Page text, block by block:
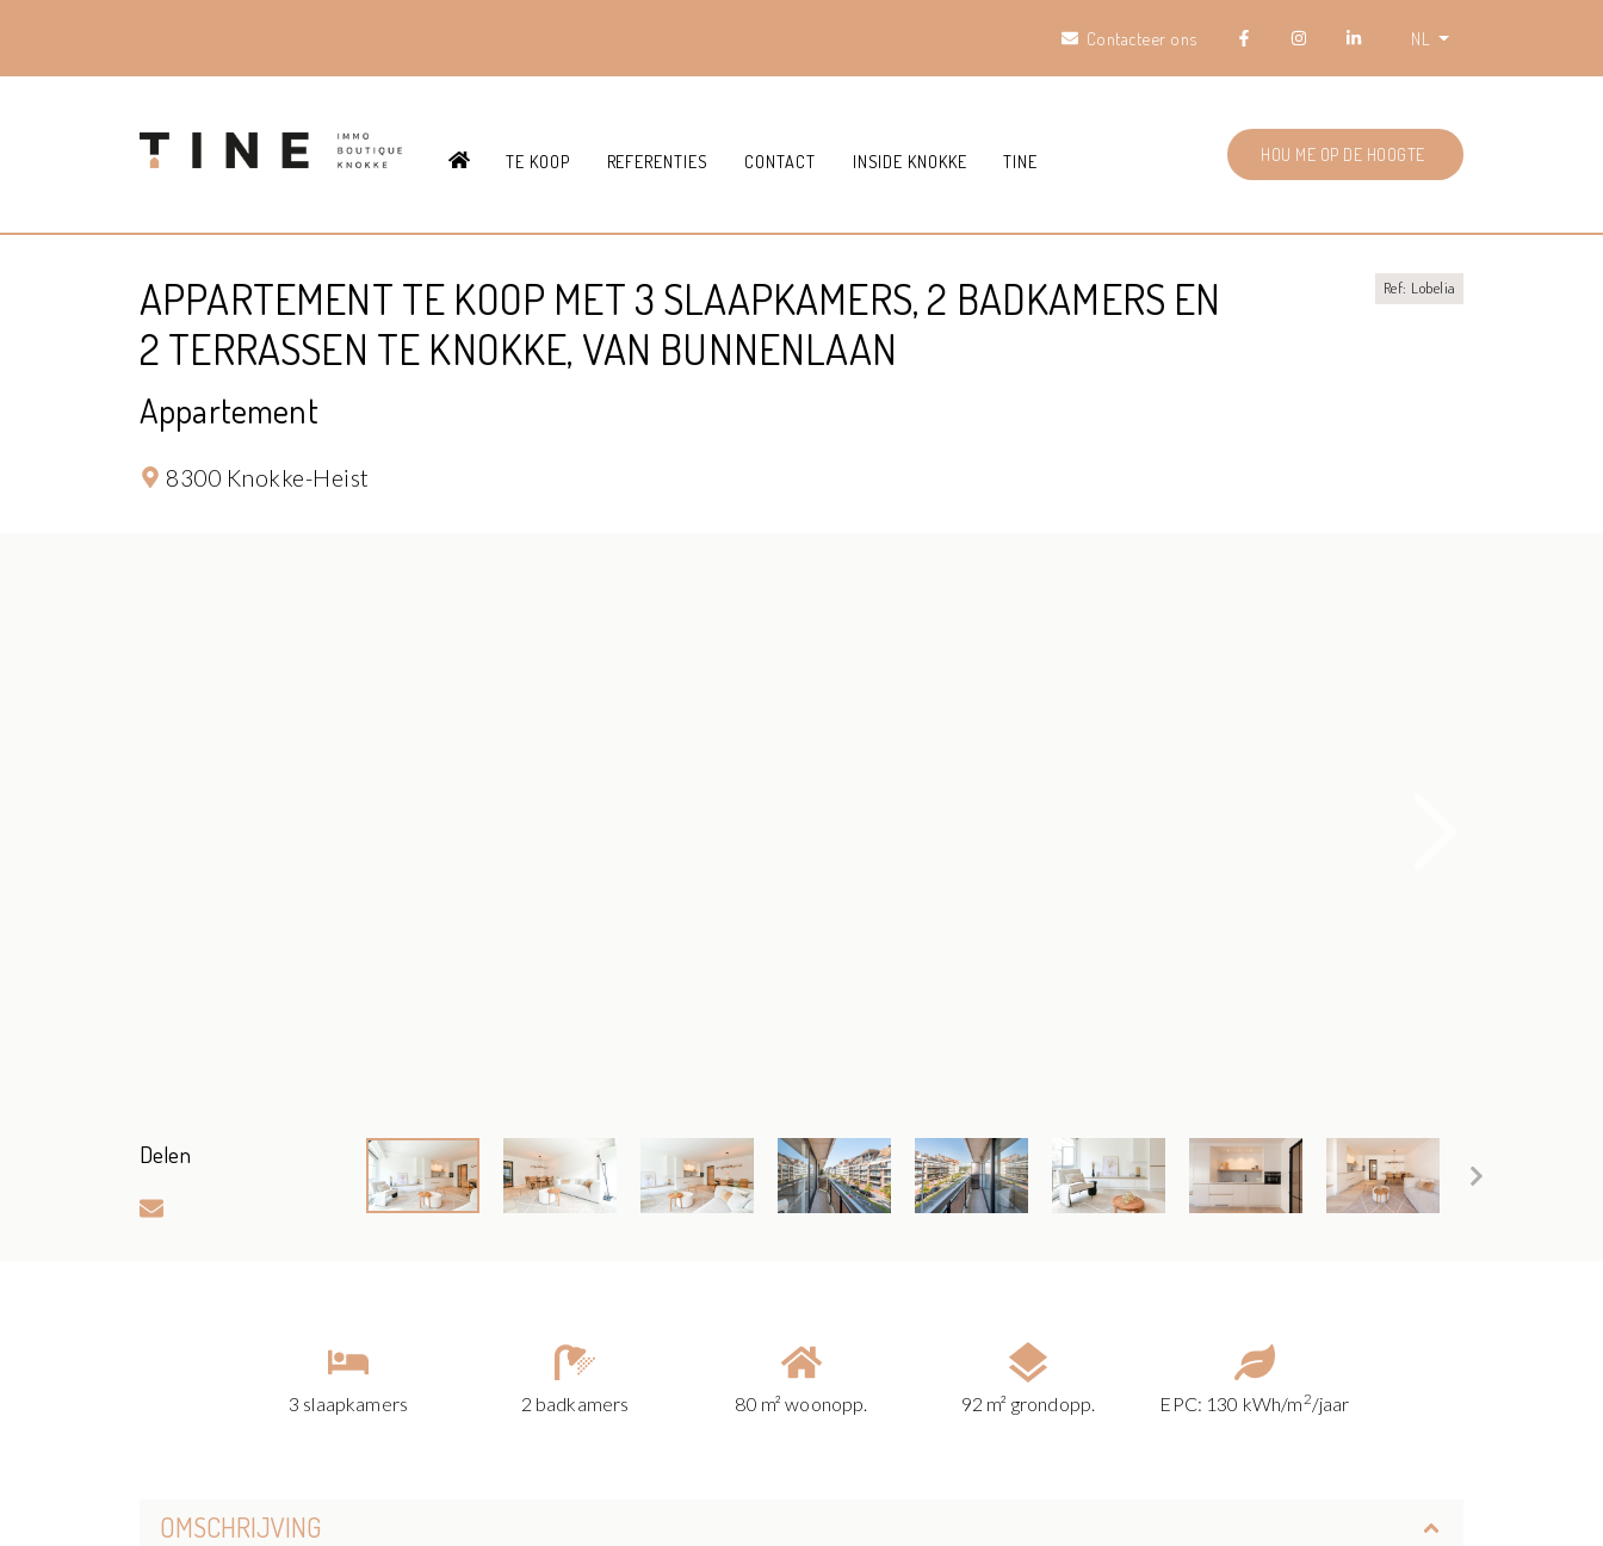
Contacteer ons NL
HOMETE KOOP REFERENTIES CONTACT INSIDE KNOKKE TINE HOU ME OP DE HOOGTE
APPARTEMENT TE KOOP MET 3 SLAAPKAMERS, 2 BADKAMERS EN
2 TERRASSEN TE KNOKKE, VAN BUNNENLAAN
Appartement
8300 Knokke-Heist
Ref: Lobelia
Delen
3 slaapkamers 2 badkamers 80 m² woonopp. 92 m² grondopp. EPC: 130 kWh/m 2/jaar
OMSCHRIJVING